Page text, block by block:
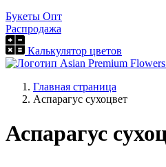
Букеты Опт
Распродажа
Калькулятор цветов
Главная страница
Аспарагус сухоцвет
Аспарагус